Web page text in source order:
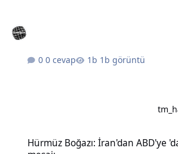
0 cevap 1b görüntü
Hürmüz Boğazı: İran'dan ABD'ye